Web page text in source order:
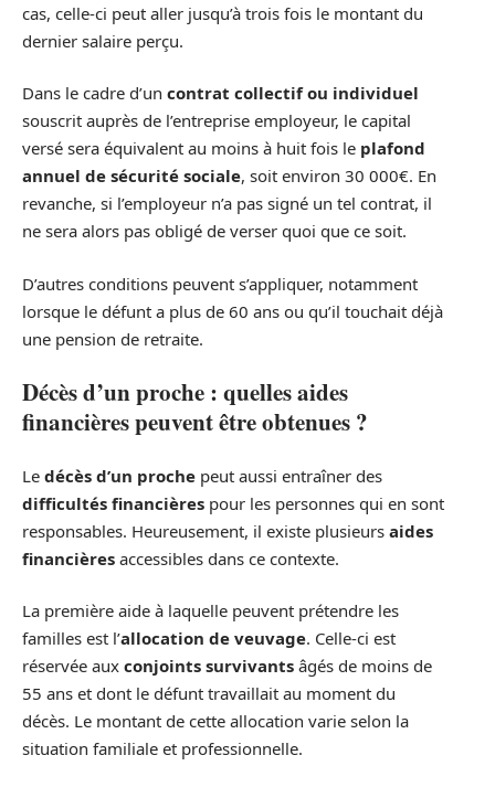
cas, celle-ci peut aller jusqu’à trois fois le montant du
dernier salaire perçu.
Dans le cadre d’un contrat collectif ou individuel
souscrit auprès de l’entreprise employeur, le capital
versé sera équivalent au moins à huit fois le plafond
annuel de sécurité sociale, soit environ 30 000€. En
revanche, si l’employeur n’a pas signé un tel contrat, il
ne sera alors pas obligé de verser quoi que ce soit.
D’autres conditions peuvent s’appliquer, notamment
lorsque le défunt a plus de 60 ans ou qu’il touchait déjà
une pension de retraite.
Décès d’un proche : quelles aides
financières peuvent être obtenues ?
Le décès d’un proche peut aussi entraîner des
difficultés financières pour les personnes qui en sont
responsables. Heureusement, il existe plusieurs aides
financières accessibles dans ce contexte.
La première aide à laquelle peuvent prétendre les
familles est l’allocation de veuvage. Celle-ci est
réservée aux conjoints survivants âgés de moins de
55 ans et dont le défunt travaillait au moment du
décès. Le montant de cette allocation varie selon la
situation familiale et professionnelle.